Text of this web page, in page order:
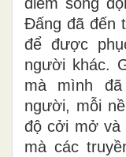
Đấng đã đến
để được
người khác.
mà mình
người, mỗi
độ cởi mở và
mà các